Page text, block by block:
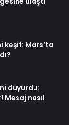
keşif: Mars’ta
duyurdu:
Mesaj nasıl